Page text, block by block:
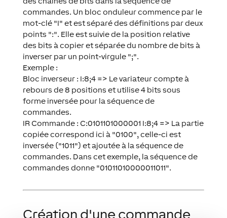
commandes. Un bloc onduleur commence par le
mot-clé "I" et est séparé des définitions par deux
points ":". Elle est suivie de la position relative
des bits à copier et séparée du nombre de bits à
inverser par un point-virgule ";".
Exemple :
Bloc inverseur : I:8;4 => Le variateur compte à
rebours de 8 positions et utilise 4 bits sous
forme inversée pour la séquence de
commandes.
IR Commande : C:0101101000001 I:8;4 => La partie
copiée correspond ici à "0100", celle-ci est
inversée ("1011") et ajoutée à la séquence de
commandes. Dans cet exemple, la séquence de
commandes donne "01011010000011011".
Création d'une commande